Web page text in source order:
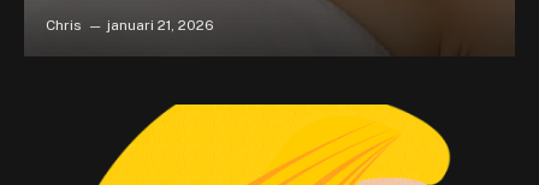
Chris januari 21, 2026